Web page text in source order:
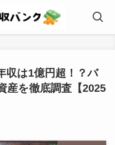
収は1億円超！？バ
産を徹底調査【2025